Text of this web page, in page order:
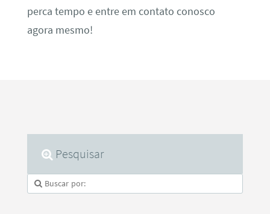
perca tempo e entre em contato conosco
agora mesmo!
Pesquisar